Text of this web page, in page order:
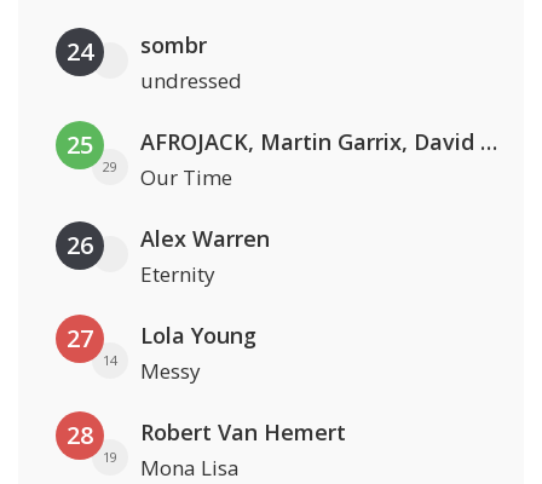
24 sombr
undressed
25
29
AFROJACK, Martin Garrix, David Guetta & Amél
Our Time
26 Alex Warren
Eternity
27
14
Lola Young
Messy
28
19
Robert Van Hemert
Mona Lisa